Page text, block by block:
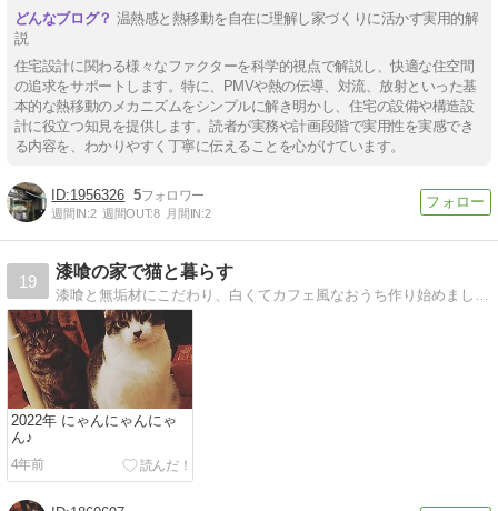
温熱感と熱移動を自在に理解し家づくりに活かす実用的解
説
住宅設計に関わる様々なファクターを科学的視点で解説し、快適な住空間
の追求をサポートします。特に、PMVや熱の伝導、対流、放射といった基
本的な熱移動のメカニズムをシンプルに解き明かし、住宅の設備や構造設
計に役立つ知見を提供します。読者が実務や計画段階で実用性を実感でき
る内容を、わかりやすく丁寧に伝えることを心がけています。
1956326 5
週間IN:2 週間OUT:8 月間IN:2
19
漆喰の家で猫と暮らす
2022年 にゃんにゃんにゃ
ん♪
4年前